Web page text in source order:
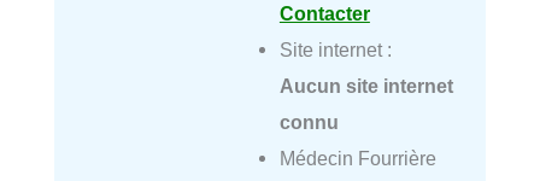
Contacter
Site internet :
Aucun site internet
connu
Médecin Fourrière